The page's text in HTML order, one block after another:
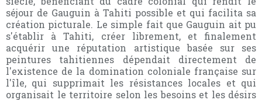
séjour de Gauguin à Tahiti possible et qui facilita sa
création picturale. Le simple fait que Gauguin ait pu
s'établir à Tahiti, créer librement, et finalement
acquérir une réputation artistique basée sur ses
peintures tahitiennes dépendait directement de
l'existence de la domination coloniale française sur
l'île, qui supprimait les résistances locales et qui
organisait le territoire selon les besoins et les désirs